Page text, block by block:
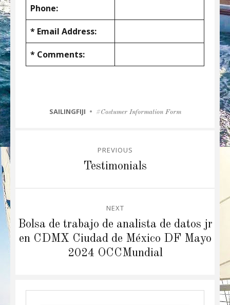
Phone:
* Email Address:
* Comments:
CATEGORIES
SAILINGFIJI Tags
Costumer Information Form
PREVIOUS
Testimonials
NEXT
Next
post:
Bolsa de trabajo de analista de datos jr
en CDMX Ciudad de México DF Mayo
2024 OCCMundial